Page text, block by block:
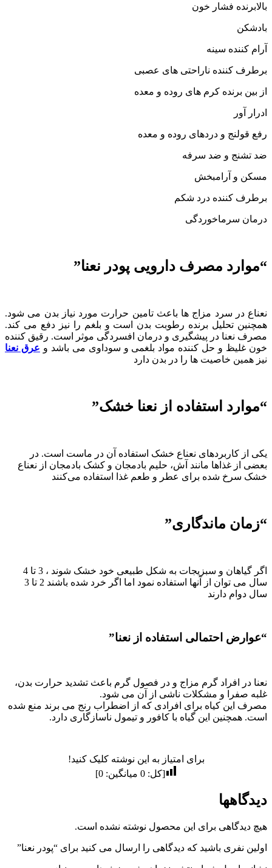
بالابرنده فشار خون
بادشکن
آرام کننده سینه
برطرف کننده ناراحتی های عصبی
از بین برنده کرم های روده و معده
ادرار آور
رفع قولنج و دردهای روده و معده
ضد تشنج و ضد سرفه
مسکن و آرامبخش
برطرف کننده درد شکم
درمان سرماخوردگی
“موارد مصرف دارویی پودر نعنا”
نعناع در سرد مزاج ها باعث تامین حرارت مورد نیاز بدن می شود.
همچنین تحلیل برنده رطوبت بدن است و بلغم را نیز دفع می کند.
مصرف نعنا در پیشگیری و درمان افسردگی موثر است. رقیق ‌کننده
خون غلیظ و حل‌ کننده مواد بلغمی و سوداوی می ‌باشد و عرق نعنا
نیز همین خاصیت ها را در بدن دارد
“موارد استفاده از نعنا خشک”
یکی از کاربردهای نعناع خشک استفاده آن در ماست است. در
بعضی از غذاها مانند آش، حلیم بادمجان و کشک بادمجان از نعناع
خشک سرخ شده برای عطر و طعم غذا استفاده می‌کنند
“زمان ماندگاری”
اگر گیاهان و سبزیجات به شکل طبیعی خود خشک شوند ، 3 تا 4
سال می توان از آنها استفاده نمود اما اگر خرد شده باشند 2 تا 3
سال دوام دارند
“عوارض احتمالی استفاده از نعنا”
نعنا در افراد گرم مزاج و در فصول گرم باعث تشدید حرارت بدن،
غلبه صفرا و مشکلات ناشی از آن می شود.
مصرف این کیاه برای افرادی که از اضطراب رنج می برند منع شده
است. همچنین این گیاه با کافور و تیمول ناسازگاری دارد.
برای امتیاز به این نوشته کلیک کنید!
[کل:0 میانگین:0
]
دیدگاهها
هیچ دیدگاهی برای این محصول نوشته نشده است.
اولین نفری باشید که دیدگاهی را ارسال می کنید برای “پودر نعنا”